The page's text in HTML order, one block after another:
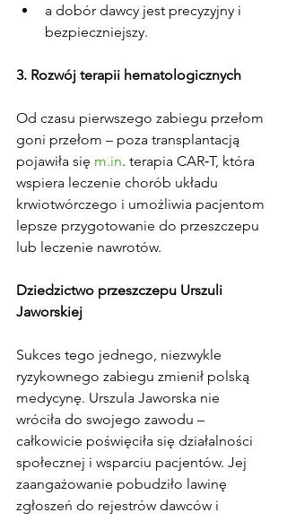
a dobór dawcy jest precyzyjny i
bezpieczniejszy.
3. Rozwój terapii hematologicznych
Od czasu pierwszego zabiegu przełom
goni przełom – poza transplantacją
pojawiła się m.in. terapia CAR‑T, która
wspiera leczenie chorób układu
krwiotwórczego i umożliwia pacjentom
lepsze przygotowanie do przeszczepu
lub leczenie nawrotów.
Dziedzictwo przeszczepu Urszuli
Jaworskiej
Sukces tego jednego, niezwykle
ryzykownego zabiegu zmienił polską
medycynę. Urszula Jaworska nie
wróciła do swojego zawodu –
całkowicie poświęciła się działalności
społecznej i wsparciu pacjentów. Jej
zaangażowanie pobudziło lawinę
zgłoszeń do rejestrów dawców i